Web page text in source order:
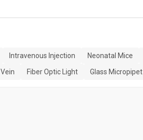
Intravenous Injection Neonatal Mice
Fiber Optic Light Glass Micropipet